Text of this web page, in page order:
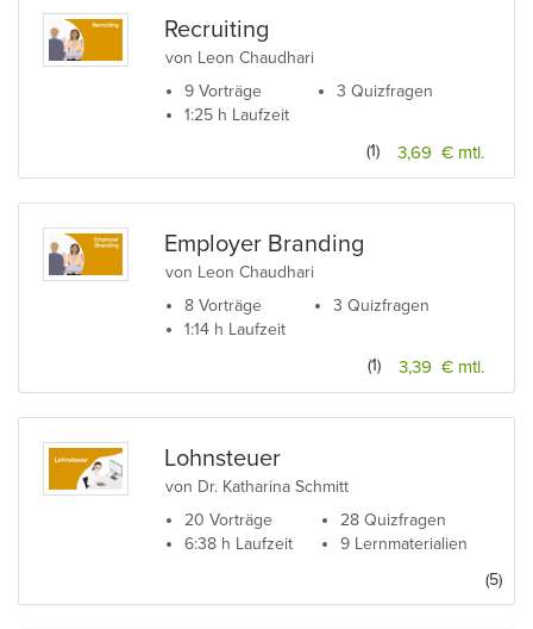
Recruiting
von Leon Chaudhari
9 Vorträge
1:25 h Laufzeit
3 Quizfragen
3,69 € mtl.
(1)
Employer Branding
von Leon Chaudhari
8 Vorträge
1:14 h Laufzeit
3 Quizfragen
3,39 € mtl.
(1)
Lohnsteuer
von Dr. Katharina Schmitt
20 Vorträge
6:38 h Laufzeit
28 Quizfragen
9 Lernmaterialien
(5)